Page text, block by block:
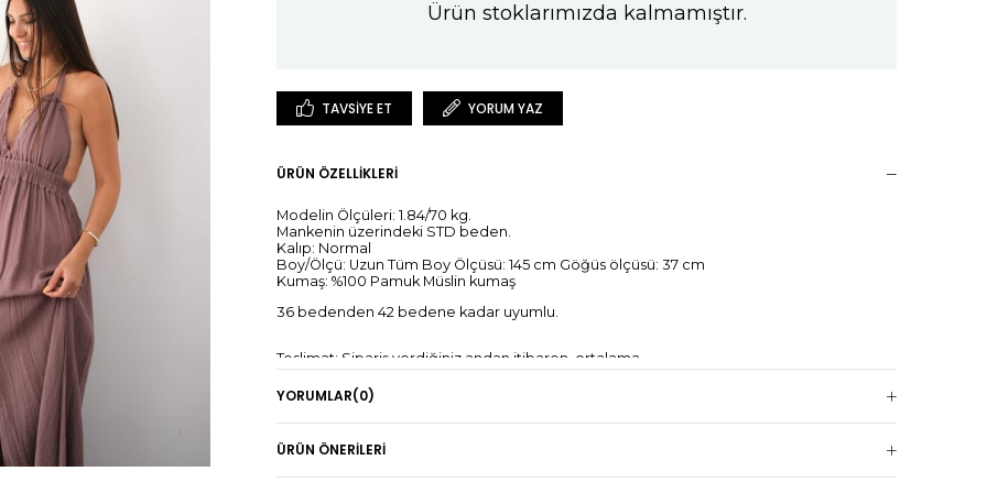
Ürün stoklarımızda kalmamıştır.
TAVSIYE ET YORUM YAZ
ÜRÜN ÖZELLIKLERI
Modelin Ölçüleri: 1.84/70 kg.
Mankenin üzerindeki STD beden.
Kalıp: Normal
Boy/Ölçü: Uzun Tüm Boy Ölçüsü: 145 cm Göğüs ölçüsü: 37 cm
Kumaş: %100 Pamuk Müslin kumaş
36 bedenden 42 bedene kadar uyumlu.
Teslimat: Sipariş verdiğiniz andan itibaren, ortalama
1-5 iş günü içerisinde teslimat gerçekleşmektedir.
(Teslimat süresi, kargo yoğunluğuna bağlı olarak değişebilir.)
İade: Giyilebilir özelliğini kaybetmemiş ürünlerin iade süresi
sipariş verilen günden itibaren 14 gündür.
YORUMLAR(0)
ÜRÜN ÖNERILERI